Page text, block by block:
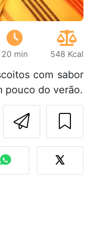
20 min 548 Kcal
com sabor
pouco do verão.
o autor